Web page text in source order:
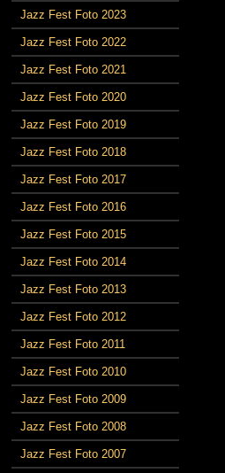
Jazz Fest Foto 2023
Jazz Fest Foto 2022
Jazz Fest Foto 2021
Jazz Fest Foto 2020
Jazz Fest Foto 2019
Jazz Fest Foto 2018
Jazz Fest Foto 2017
Jazz Fest Foto 2016
Jazz Fest Foto 2015
Jazz Fest Foto 2014
Jazz Fest Foto 2013
Jazz Fest Foto 2012
Jazz Fest Foto 2011
Jazz Fest Foto 2010
Jazz Fest Foto 2009
Jazz Fest Foto 2008
Jazz Fest Foto 2007